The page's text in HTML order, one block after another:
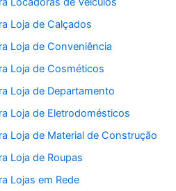
Loja de Calçados
Loja de Conveniência
Loja de Cosméticos
Loja de Departamento
Loja de Eletrodomésticos
Loja de Material de Construção
Loja de Roupas
Lojas em Rede